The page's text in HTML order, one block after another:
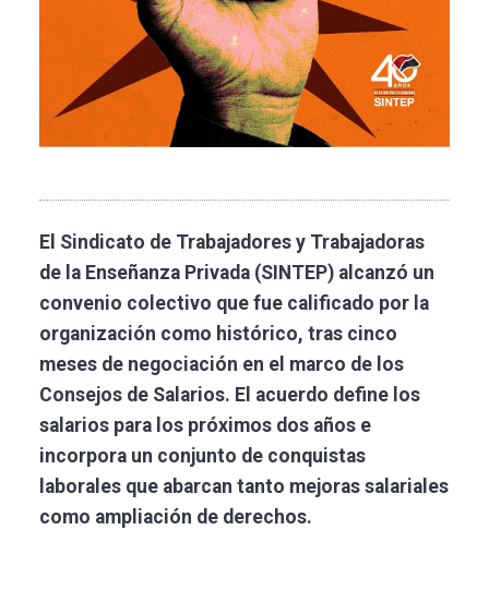
El Sindicato de Trabajadores y Trabajadoras
de la Enseñanza Privada (SINTEP) alcanzó un
convenio colectivo que fue calificado por la
organización como histórico, tras cinco
meses de negociación en el marco de los
Consejos de Salarios. El acuerdo define los
salarios para los próximos dos años e
incorpora un conjunto de conquistas
laborales que abarcan tanto mejoras salariales
como ampliación de derechos.